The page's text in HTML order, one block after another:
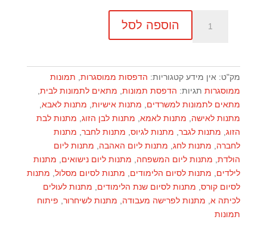
מסגור
אלומיניום
הוספה לסל
מק"ט: אין מידע קטגוריות: הדפסות ממוסגרות, תמונות
ממוסגרות תגיות: הדפסת תמונות, מתאים לתמונות לבית,
מתאים לתמונות למשרדים, מתנות אישיות, מתנות לאבא,
מתנות לאישה, מתנות לאמא, מתנות לבן הזוג, מתנות לבת
הזוג, מתנות לגבר, מתנות לגיוס, מתנות לחבר, מתנות
לחברה, מתנות לחג, מתנות ליום האהבה, מתנות ליום
הולדת, מתנות ליום המשפחה, מתנות ליום נישואים, מתנות
לילדים, מתנות לסיום הלימודים, מתנות לסיום מסלול, מתנות
לסיום קורס, מתנות לסיום שנת הלימודים, מתנות לעולים
לכיתה א, מתנות לפרישה מעבודה, מתנות לשיחרור, פיתוח
תמונות